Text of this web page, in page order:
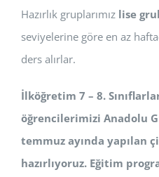
Hazırlık gruplarımız lise
seviyelerine göre en az
ders alırlar.
İlköğretim 7 – 8.
öğrencilerimizi Anadolu
temmuz ayında yapılan
hazırlıyoruz. Eğitim